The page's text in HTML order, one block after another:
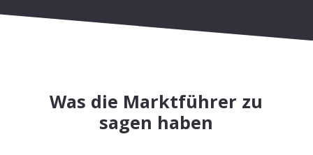
Was die Marktführer zu
sagen haben